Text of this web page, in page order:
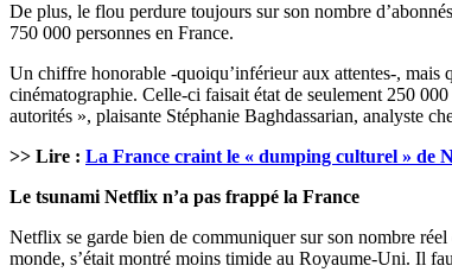
De plus, le flou perdure toujours sur son nombre
750 000 personnes en France.
Un chiffre honorable -quoiqu’inférieur aux attentes-, mais
cinématographie. Celle-ci faisait état de seulement 250
autorités », plaisante Stéphanie Baghdassarian, analyste
>> Lire : La France craint le « dumping culturel » de
Le tsunami Netflix n’a pas frappé la France
Netflix se garde bien de communiquer sur son nombre
monde, s’était montré moins timide au Royaume-Uni. Il